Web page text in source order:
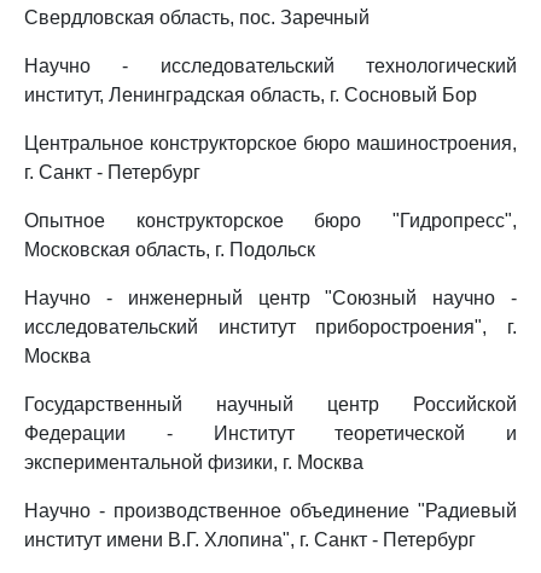
Свердловская область, пос. Заречный
Научно - исследовательский технологический
институт, Ленинградская область, г. Сосновый Бор
Центральное конструкторское бюро машиностроения,
г. Санкт - Петербург
Опытное конструкторское бюро "Гидропресс",
Московская область, г. Подольск
Научно - инженерный центр "Союзный научно -
исследовательский институт приборостроения", г.
Москва
Государственный научный центр Российской
Федерации - Институт теоретической и
экспериментальной физики, г. Москва
Научно - производственное объединение "Радиевый
институт имени В.Г. Хлопина", г. Санкт - Петербург